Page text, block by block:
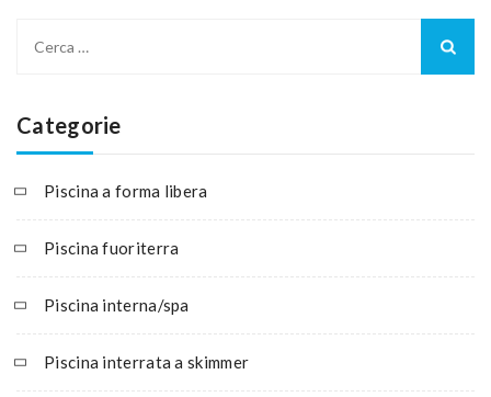
Categorie
Piscina a forma libera
Piscina fuoriterra
Piscina interna/spa
Piscina interrata a skimmer